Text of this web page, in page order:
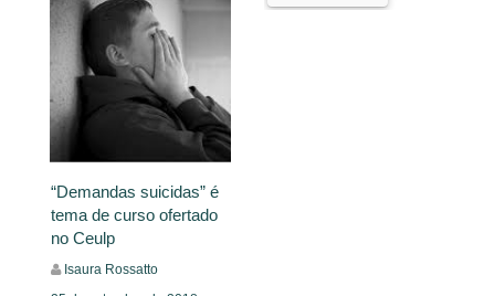
“Demandas suicidas” é
tema de curso ofertado
no Ceulp
Isaura Rossatto